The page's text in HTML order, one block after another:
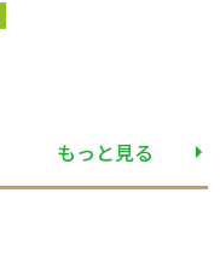
もっと見る